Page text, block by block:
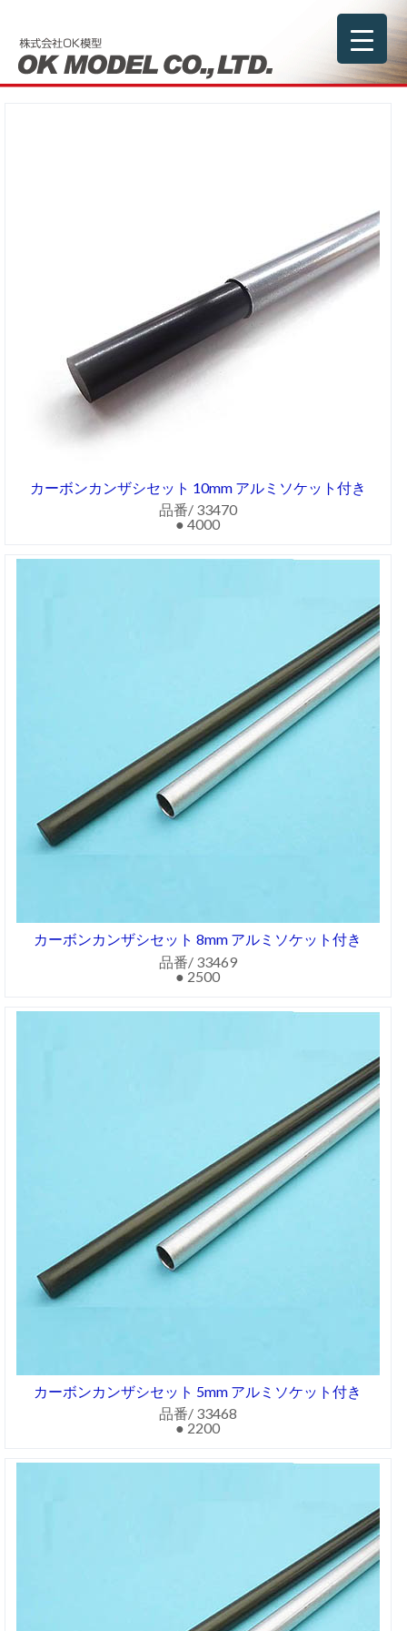
カーボンカンザシセット 10mm アルミソケット付き
品番/ 33470
● 4000
カーボンカンザシセット 8mm アルミソケット付き
品番/ 33469
● 2500
カーボンカンザシセット 5mm アルミソケット付き
品番/ 33468
● 2200